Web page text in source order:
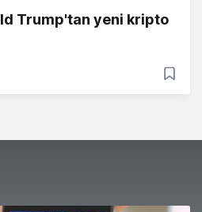
Trump'tan yeni kripto